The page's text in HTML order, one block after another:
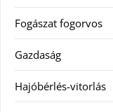
Fogászat fogorvos
Gazdaság
Hajóbérlés-vitorlás